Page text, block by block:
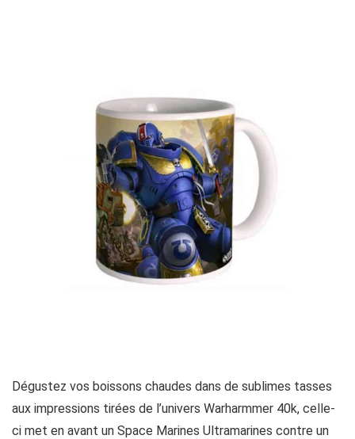
Dégustez vos boissons chaudes dans de sublimes tasses
aux impressions tirées de l’univers Warharmmer 40k, celle-
ci met en avant un Space Marines Ultramarines contre un